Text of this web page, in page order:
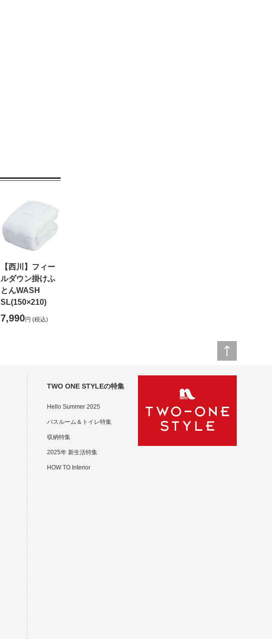
【西川】フィー
ルダウン掛けふ
とんWASH
SL(150×210)
7,990円 (税込)
TWO ONE STYLEの特集
Hello Summer 2025
バスルーム＆トイレ特集
収納特集
2025年 新生活特集
HOW TO Interior